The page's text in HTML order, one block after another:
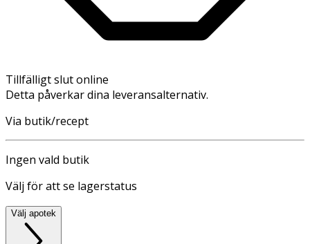
Tillfälligt slut online
Detta påverkar dina leveransalternativ.
Via butik/recept
Ingen vald butik
Välj för att se lagerstatus
Välj apotek